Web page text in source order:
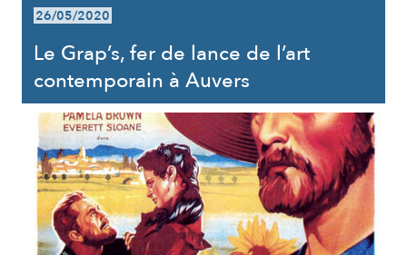
26/05/2020
Le Grap’s, fer de lance de l’art
contemporain à Auvers